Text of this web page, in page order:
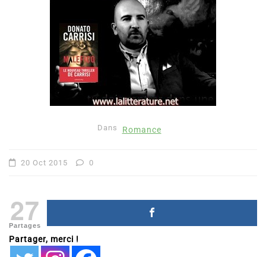
Dans Romance
20 Oct 2015 0
27
Partages
Partager, merci !